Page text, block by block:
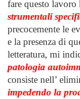
fare questo
strumentali
precocemente le
e la presenza di
letteratura, mi
patologia
consiste nell’
impedendo la